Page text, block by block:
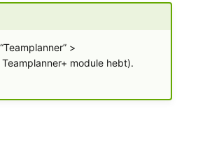
>
module hebt).